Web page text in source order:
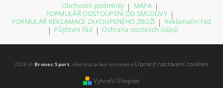
Obchodní podmínky | MAPA |
FORMULÁŘ ODSTOUPENÍ OD SMLOUVY |
FORMULÁŘ REKLAMACE ZAKOUPENÉHO ZBOŽÍ | Reklamační řád
| Půjčovní řád | Ochrana osobních údajů
2026 © Bronec Sport, všechna práva vyhrazena Upravit nastavení cookies
Vytvořil Shoptet